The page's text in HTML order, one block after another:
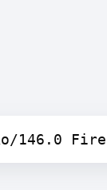
146.0